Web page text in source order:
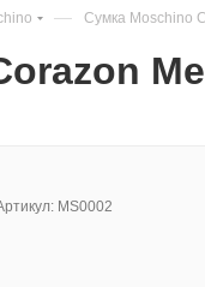
— Сумка Moschino
MS0002